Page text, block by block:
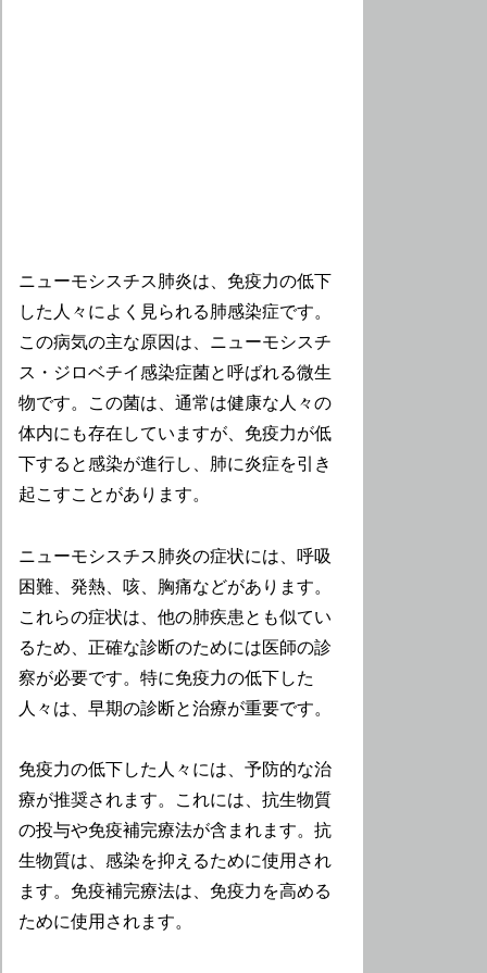
ニューモシスチス肺炎は、免疫力の低下
した人々によく見られる肺感染症です。
この病気の主な原因は、ニューモシスチ
ス・ジロベチイ感染症菌と呼ばれる微生
物です。この菌は、通常は健康な人々の
体内にも存在していますが、免疫力が低
下すると感染が進行し、肺に炎症を引き
起こすことがあります。
ニューモシスチス肺炎の症状には、呼吸
困難、発熱、咳、胸痛などがあります。
これらの症状は、他の肺疾患とも似てい
るため、正確な診断のためには医師の診
察が必要です。特に免疫力の低下した
人々は、早期の診断と治療が重要です。
免疫力の低下した人々には、予防的な治
療が推奨されます。これには、抗生物質
の投与や免疫補完療法が含まれます。抗
生物質は、感染を抑えるために使用され
ます。免疫補完療法は、免疫力を高める
ために使用されます。